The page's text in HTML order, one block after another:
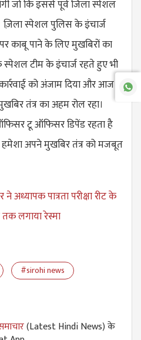
जो कि इससे पूर्व जिला स्पेशल
ज़िला स्पेशल पुलिस के इंचार्ज
काबू पाने के लिए मुखबिरों का
स्पेशल टीम के इंचार्ज रहते हुए भी
को अंजाम दिया और आज
तंत्र का अहम रोल रहा।
टू ऑफिसर डिपेंड रहता है
अपने मुखबिर तंत्र को मजबूत
अध्यापक पात्रता परीक्षा रीट के
लगाया रेस्मा
#sirohi news
(Latest Hindi News) के